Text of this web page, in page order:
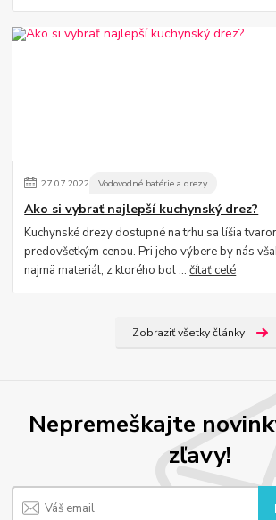
27.07.2022 Vodovodné batérie a drezy
Ako si vybrať najlepší kuchynský drez?
Kuchynské drezy dostupné na trhu sa líšia
predovšetkým cenou. Pri jeho výbere by nás
najmä materiál, z ktorého bol ...čítať celé
Zobraziť všetky články
Nepremeškajte
zľavy!